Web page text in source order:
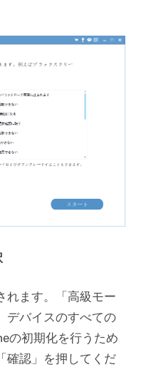
れます。「高級モー
デバイスのすべての
の初期化を行うため
確認」を押してくだ